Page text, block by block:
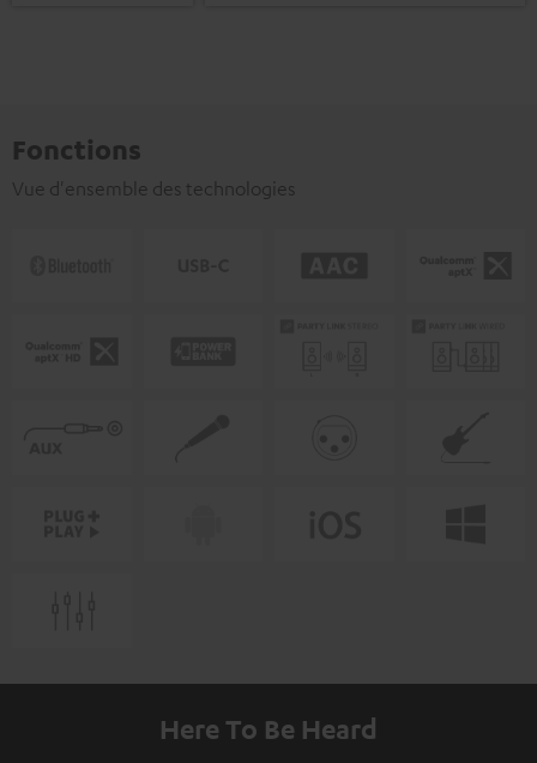
Fonctions
Vue d'ensemble des technologies
Here To Be Heard